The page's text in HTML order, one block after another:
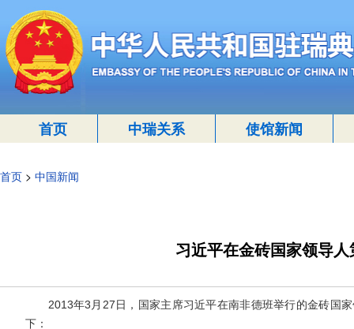
首页 中瑞关系 使馆新闻
首页 > 中国新闻
习近平在金砖国家领导
2013年3月27日，国家主席习近平在南非德班举行的金砖国家
下：